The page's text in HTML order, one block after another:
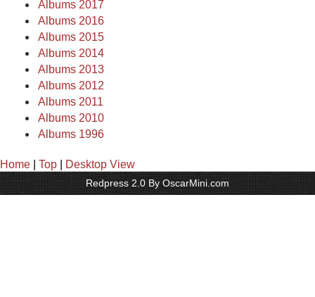
Albums 2017
Albums 2016
Albums 2015
Albums 2014
Albums 2013
Albums 2012
Albums 2011
Albums 2010
Albums 1996
Home Top Desktop View
Redpress 2.0 By OscarMini.com